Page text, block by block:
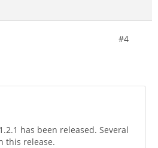
#4
has been released. Several
this release.